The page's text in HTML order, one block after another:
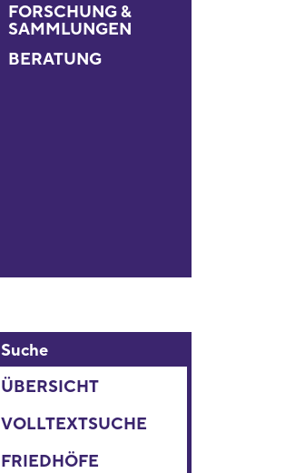
FORSCHUNG &
SAMMLUNGEN
BERATUNG
Suche
ÜBERSICHT
VOLLTEXTSUCHE
FRIEDHÖFE